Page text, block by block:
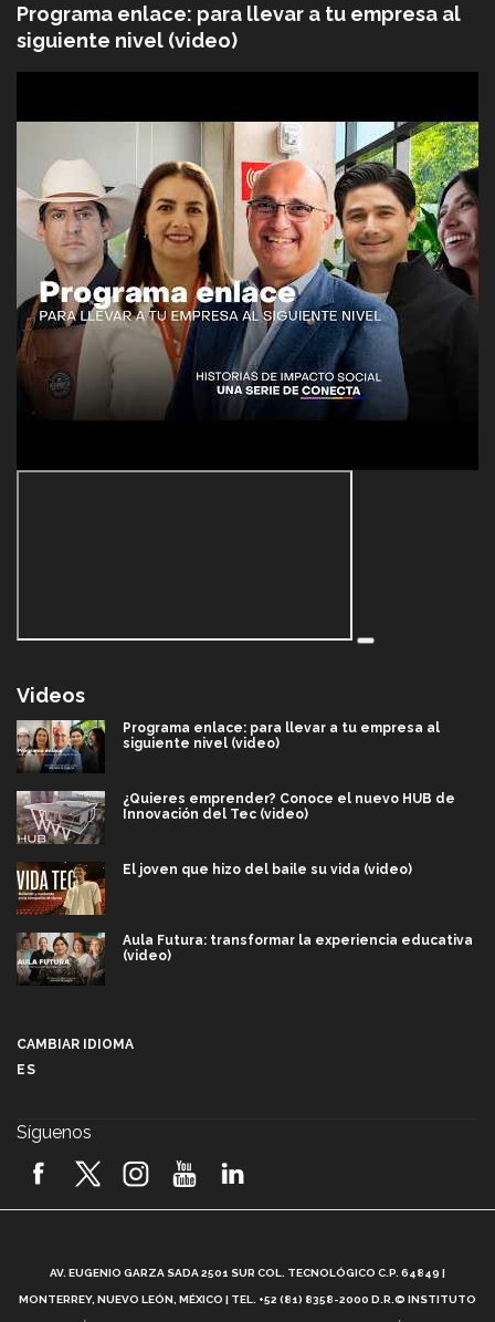
Programa enlace: para llevar a tu empresa al
siguiente nivel (video)
Videos
Programa enlace: para llevar a tu empresa al
siguiente nivel (video)
¿Quieres emprender? Conoce el nuevo HUB de
Innovación del Tec (video)
El joven que hizo del baile su vida (video)
Aula Futura: transformar la experiencia educativa
(video)
2026! (video)
¿Cómo es el Modelo Educativo Tec? (video)
CAMBIAR IDIOMA
ES
Síguenos
AV. EUGENIO GARZA SADA 2501 SUR COL. TECNOLÓGICO C.P. 64849 |
MONTERREY, NUEVO LEÓN, MÉXICO | TEL. +52 (81) 8358-2000 D.R.© INSTITUTO